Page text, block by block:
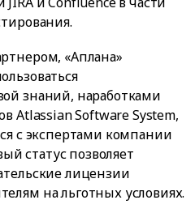
«Аплана»
знаний, наработками
Atlassian Software System,
с экспертами компании
статус позволяет
лицензии
на льготных условиях.